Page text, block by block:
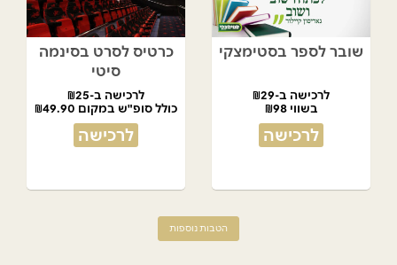
שובר לספר בסטימצקי
לרכישה ב-₪29
בשווי ₪98
לרכישה
כרטיס לסרט בסינמה
סיטי
לרכישה ב-₪25
כולל סופ"ש במקום ₪49.90
לרכישה
הטבות נוספות